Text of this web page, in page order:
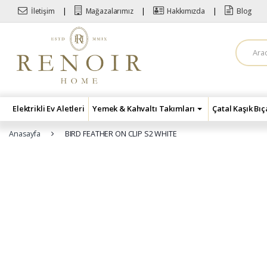
Skip to navigation
Skip to content
İletişim Mağazalarımız Hakkımızda Blog
A
r
a
Elektrikli Ev Aletleri Yemek & Kahvaltı Takımları Çatal Kaşık
Anasayfa BIRD FEATHER ON CLIP S2 WHITE